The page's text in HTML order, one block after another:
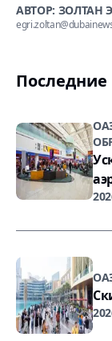
АВТОР: ЗОЛТАН
Последние